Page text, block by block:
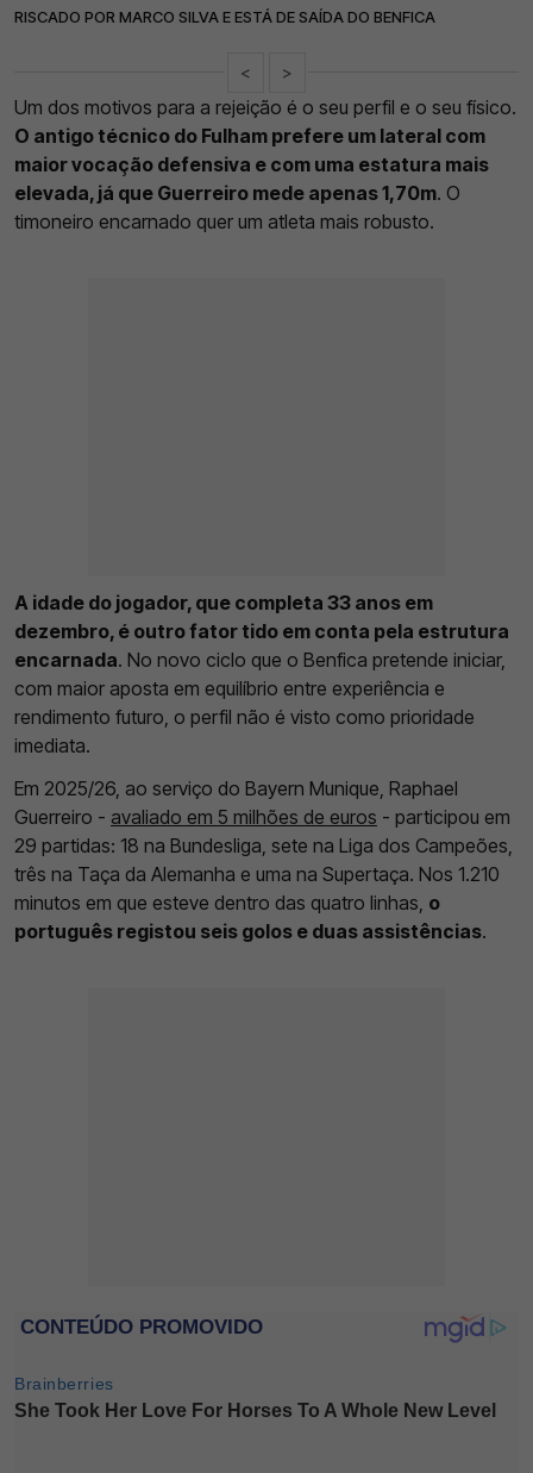
RISCADO POR MARCO SILVA E ESTÁ DE SAÍDA DO BENFICA
< >
Um dos motivos para a rejeição é o seu perfil e o seu físico.
O antigo técnico do Fulham prefere um lateral com
maior vocação defensiva e com uma estatura mais
elevada, já que Guerreiro mede apenas 1,70m. O
timoneiro encarnado quer um atleta mais robusto.
A idade do jogador, que completa 33 anos em
dezembro, é outro fator tido em conta pela estrutura
encarnada. No novo ciclo que o Benfica pretende iniciar,
com maior aposta em equilíbrio entre experiência e
rendimento futuro, o perfil não é visto como prioridade
imediata.
Em 2025/26, ao serviço do Bayern Munique, Raphael
Guerreiro - avaliado em 5 milhões de euros - participou em
29 partidas: 18 na Bundesliga, sete na Liga dos Campeões,
três na Taça da Alemanha e uma na Supertaça. Nos 1.210
minutos em que esteve dentro das quatro linhas, o
português registou seis golos e duas assistências.